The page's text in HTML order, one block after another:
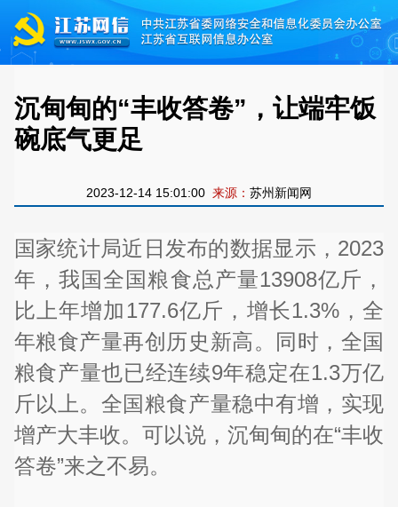
沉甸甸的“丰收答卷”，让端牢饭
碗底气更足
2023-12-14 15:01:00 来源： 苏州新闻网
国家统计局近日发布的数据显示，2023
年，我国全国粮食总产量13908亿斤，
比上年增加177.6亿斤，增长1.3%，全
年粮食产量再创历史新高。同时，全国
粮食产量也已经连续9年稳定在1.3万亿
斤以上。全国粮食产量稳中有增，实现
增产大丰收。可以说，沉甸甸的在“丰收
答卷”来之不易。